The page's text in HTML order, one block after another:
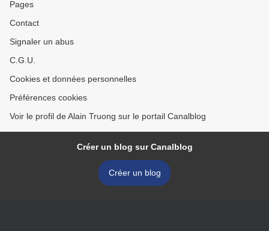
Pages
Contact
Signaler un abus
C.G.U.
Cookies et données personnelles
Préférences cookies
Voir le profil de Alain Truong sur le portail Canalblog
Créer un blog sur Canalblog
Créer un blog